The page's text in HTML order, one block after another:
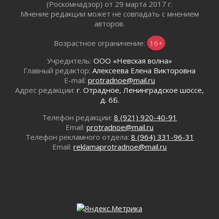
Изменение расписания 565 автобуса
30 июля 2026
Объявлена продажа инвестиционных паев
29 июля 2026
Пик топливного кризиса в Ленинградской
области прошёл
29 июля 2026
Ленобласть вошла в двадцатку лидеров по
освещению нацпроектов в СМИ
Легкоатлеты Ленинградской области вошли в
пятерку сильнейших на Первенстве России
29 июля 2026
Сотрудница почты в Кингисеппе
штрафов на 17 миллионов рублей за сброс
(Роскомнадзор) от 29 марта 2017 г.
Мнение редакции может не совпадать с мнением
авторов.
Возрастное ограничение: 16+
Учредитель: ООО «Невская волна»
Главный редактор: Алексеева Елена Викторовна
E-mail: protradnoe@mail.ru
Адрес редакции: г. Отрадное, Ленинградское шоссе,
д. 6Б.
Телефон редакции: 8 (921) 920-40-91
Email: protradnoe@mail.ru
Телефон рекламного отдела: 8 (964) 331-96-31
Email: reklamaprotradnoe@mail.ru